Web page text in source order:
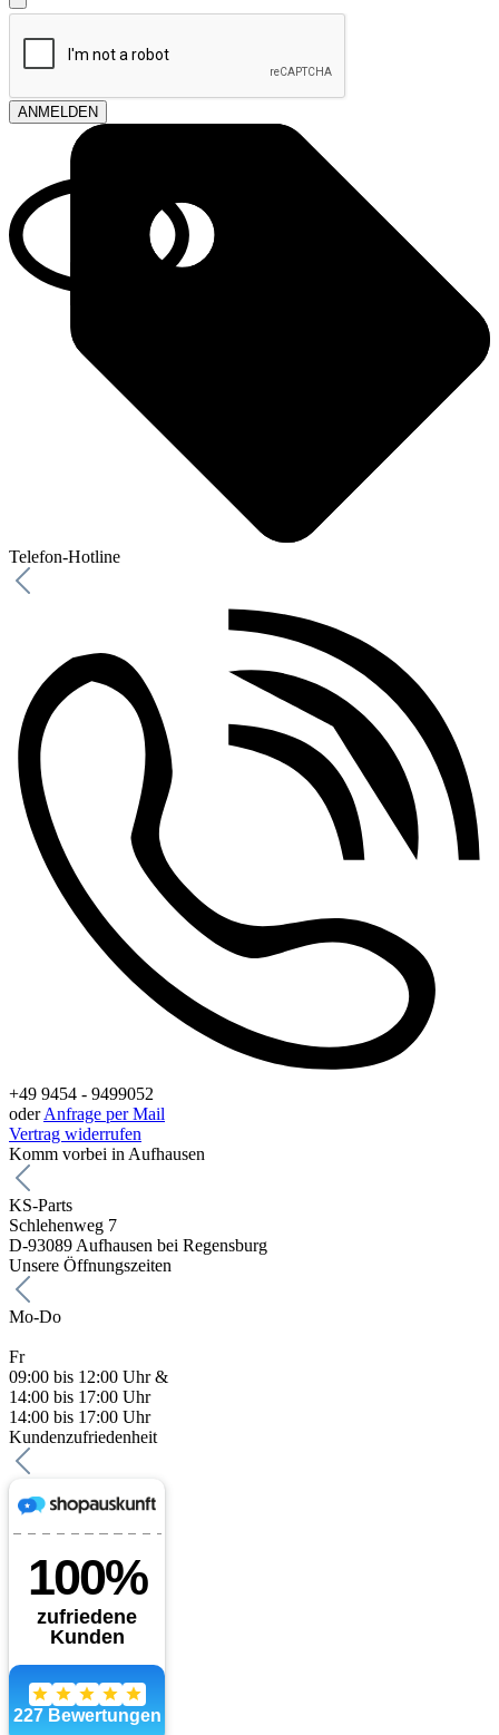
ANMELDEN
Telefon-Hotline
+49 9454 - 9499052
oderAnfrage per Mail
Vertrag widerrufen
Komm vorbei in Aufhausen
KS-Parts
Schlehenweg 7
D-93089 Aufhausen bei Regensburg
Unsere Öffnungszeiten
Mo-Do
Fr
09:00 bis 12:00 Uhr &
14:00 bis 17:00 Uhr
14:00 bis 17:00 Uhr
Kundenzufriedenheit